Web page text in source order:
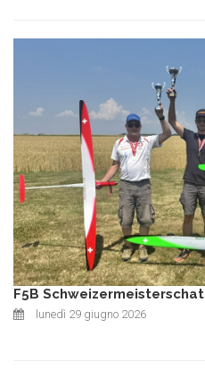
F5B Schweizermeisterschat
lunedì 29 giugno 2026